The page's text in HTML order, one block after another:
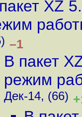
XZ
–1
В пакет
режим
Дек-14, (66)